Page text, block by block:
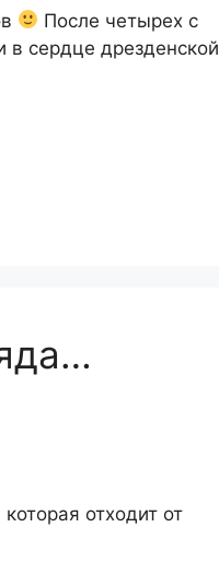
После четырех с
сердце дрезденской
отходит от